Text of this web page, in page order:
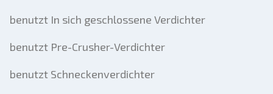
benutzt In sich geschlossene Verdichter
benutzt Pre-Crusher-Verdichter
benutzt Schneckenverdichter